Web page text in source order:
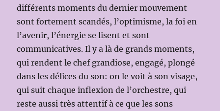
différents moments du dernier mouvement
sont fortement scandés, l’optimisme, la foi en
l’avenir, l’énergie se lisent et sont
communicatives. Il y a là de grands moments,
qui rendent le chef grandiose, engagé, plongé
dans les délices du son: on le voit à son visage,
qui suit chaque inflexion de l’orchestre, qui
reste aussi très attentif à ce que les sons